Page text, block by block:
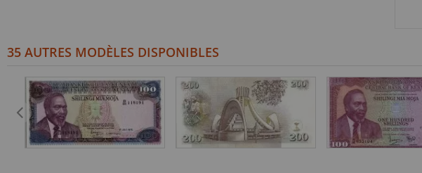
35 AUTRES MODÈLES DISPONIBLES